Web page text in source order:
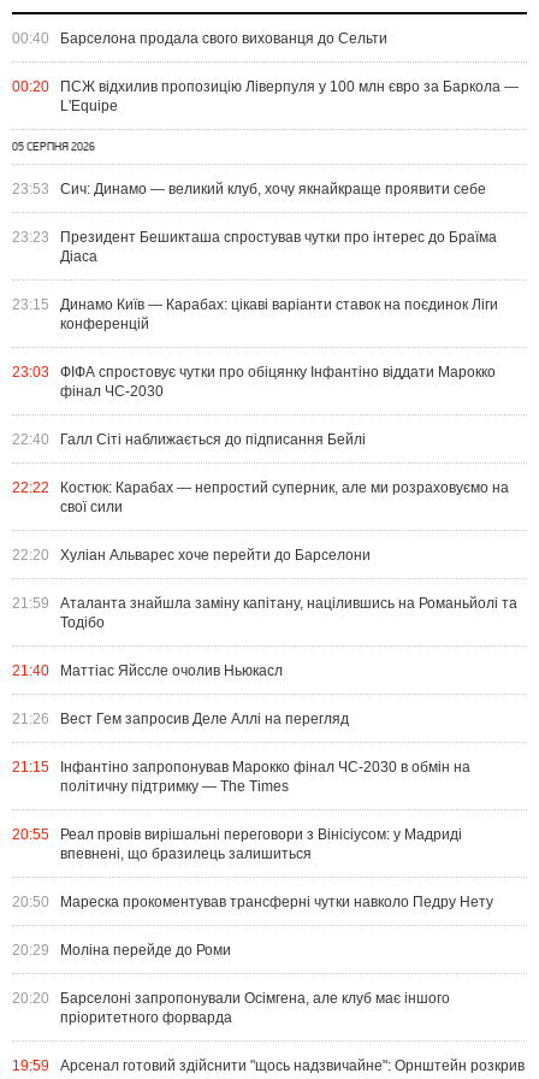
00:40 Барселона продала свого вихованця до Сельти
00:20
ПСЖ відхилив пропозицію Ліверпуля у 100 млн євро за Баркола —
L'Equipe
05 СЕРПНЯ 2026
23:53 Сич: Динамо — великий клуб, хочу якнайкраще проявити себе
23:23
Президент Бешикташа спростував чутки про інтерес до Браїма
Діаса
23:15
Динамо Київ — Карабах: цікаві варіанти ставок на поєдинок Ліги
конференцій
23:03
ФІФА спростовує чутки про обіцянку Інфантіно віддати Марокко
фінал ЧС-2030
22:40 Галл Сіті наближається до підписання Бейлі
22:22
Костюк: Карабах — непростий суперник, але ми розраховуємо на
свої сили
22:20 Хуліан Альварес хоче перейти до Барселони
21:59
Аталанта знайшла заміну капітану, націлившись на Романьйолі та
Тодібо
21:40 Маттіас Яйссле очолив Ньюкасл
21:26 Вест Гем запросив Деле Аллі на перегляд
21:15
Інфантіно запропонував Марокко фінал ЧС-2030 в обмін на
політичну підтримку — The Times
20:55
Реал провів вирішальні переговори з Вінісіусом: у Мадриді
впевнені, що бразилець залишиться
20:50 Мареска прокоментував трансферні чутки навколо Педру Нету
20:29 Моліна перейде до Роми
20:20
Барселоні запропонували Осімгена, але клуб має іншого
пріоритетного форварда
19:59
Арсенал готовий здійснити "щось надзвичайне": Орнштейн розкрив